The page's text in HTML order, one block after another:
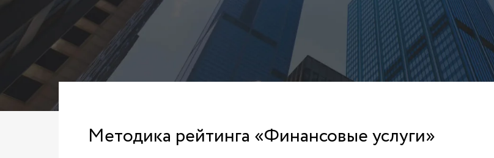
Методика рейтинга «Финансовые услуги»